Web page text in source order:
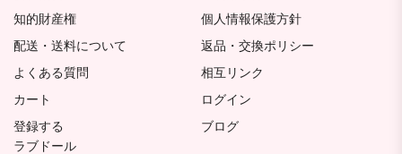
知的財産権
個人情報保護方針
配送・送料について
返品・交換ポリシー
よくある質問
相互リンク
カート
ログイン
登録する
ブログ
ラブドール